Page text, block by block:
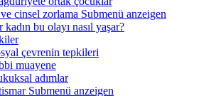
cinsel zorlama Submenü anzeigen
kadın bu olayı nasıl yaşar?
çevrenin tepkileri
muayene
adımlar
Submenü anzeigen